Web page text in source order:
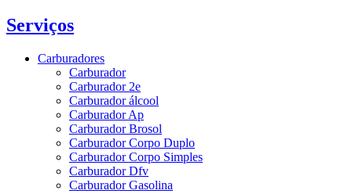
Serviços
Carburadores
Carburador
Carburador 2e
Carburador álcool
Carburador Ap
Carburador Brosol
Carburador Corpo Duplo
Carburador Corpo Simples
Carburador Dfv
Carburador Gasolina